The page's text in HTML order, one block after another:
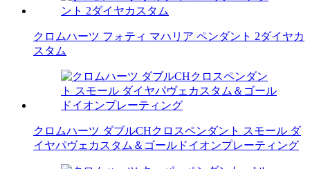
クロムハーツ フォティ マハリア ペンダント 2ダイヤカ
スタム
クロムハーツ ダブルCHクロスペンダント スモール ダ
イヤパヴェカスタム＆ゴールドイオンプレーティング